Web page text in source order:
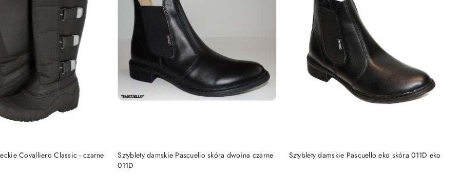
Covalliero Classic - czarne
DO KOSZYKA
Sztyblety damskie Pascuello skóra dwoina czarne
011D
DO KOSZYKA Sztyblety damskie Pascuello eko skóra 011D eko
DO KOSZYKA